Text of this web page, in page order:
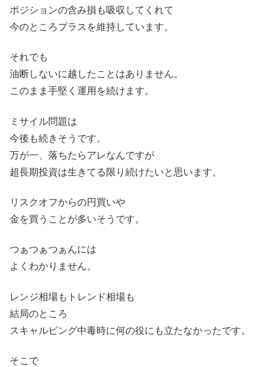
ポジションの含み損も吸収してくれて
今のところプラスを維持しています。
それでも
油断しないに越したことはありません。
このまま手堅く運用を続けます。
ミサイル問題は
今後も続きそうです。
万が一、落ちたらアレなんですが
超長期投資は生きてる限り続けたいと思います。
リスクオフからの円買いや
金を買うことが多いそうです。
つぁつぁつぁんには
よくわかりません。
レンジ相場もトレンド相場も
結局のところ
スキャルピング中毒時に何の役にも立たなかったです。
そこで